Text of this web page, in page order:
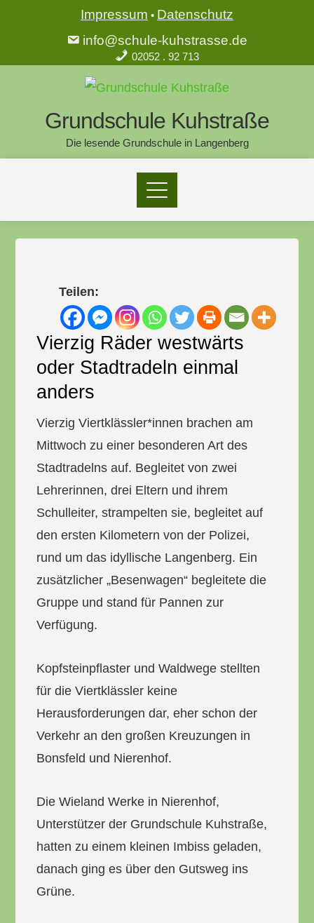
Impressum • Datenschutz
info@schule-kuhstrasse.de
02052 . 92 713
Grundschule Kuhstraße
Die lesende Grundschule in Langenberg
Teilen:
Vierzig Räder westwärts
oder Stadtradeln einmal
anders
Vierzig Viertklässler*innen brachen am
Mittwoch zu einer besonderen Art des
Stadtradelns auf. Begleitet von zwei
Lehrerinnen, drei Eltern und ihrem
Schulleiter, strampelten sie, begleitet auf
den ersten Kilometern von der Polizei,
rund um das idyllische Langenberg. Ein
zusätzlicher „Besenwagen“ begleitete die
Gruppe und stand für Pannen zur
Verfügung.
Kopfsteinpflaster und Waldwege stellten
für die Viertklässler keine
Herausforderungen dar, eher schon der
Verkehr an den großen Kreuzungen in
Bonsfeld und Nierenhof.
Die Wieland Werke in Nierenhof,
Unterstützer der Grundschule Kuhstraße,
hatten zu einem kleinen Imbiss geladen,
danach ging es über den Gutsweg ins
Grüne.